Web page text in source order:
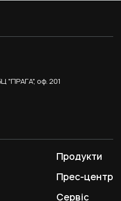
"ПРАГА", оф. 201
Продукти
Прес-центр
Сервіс